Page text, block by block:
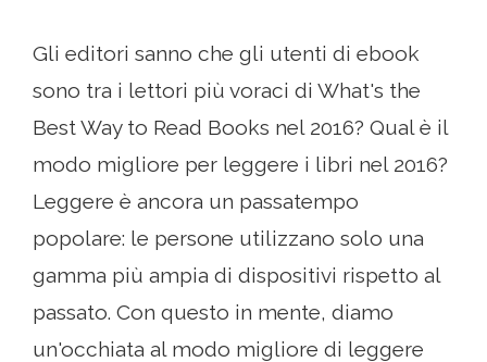
Gli editori sanno che gli utenti di ebook
sono tra i lettori più voraci di What's the
Best Way to Read Books nel 2016? Qual è il
modo migliore per leggere i libri nel 2016?
Leggere è ancora un passatempo
popolare: le persone utilizzano solo una
gamma più ampia di dispositivi rispetto al
passato. Con questo in mente, diamo
un'occhiata al modo migliore di leggere